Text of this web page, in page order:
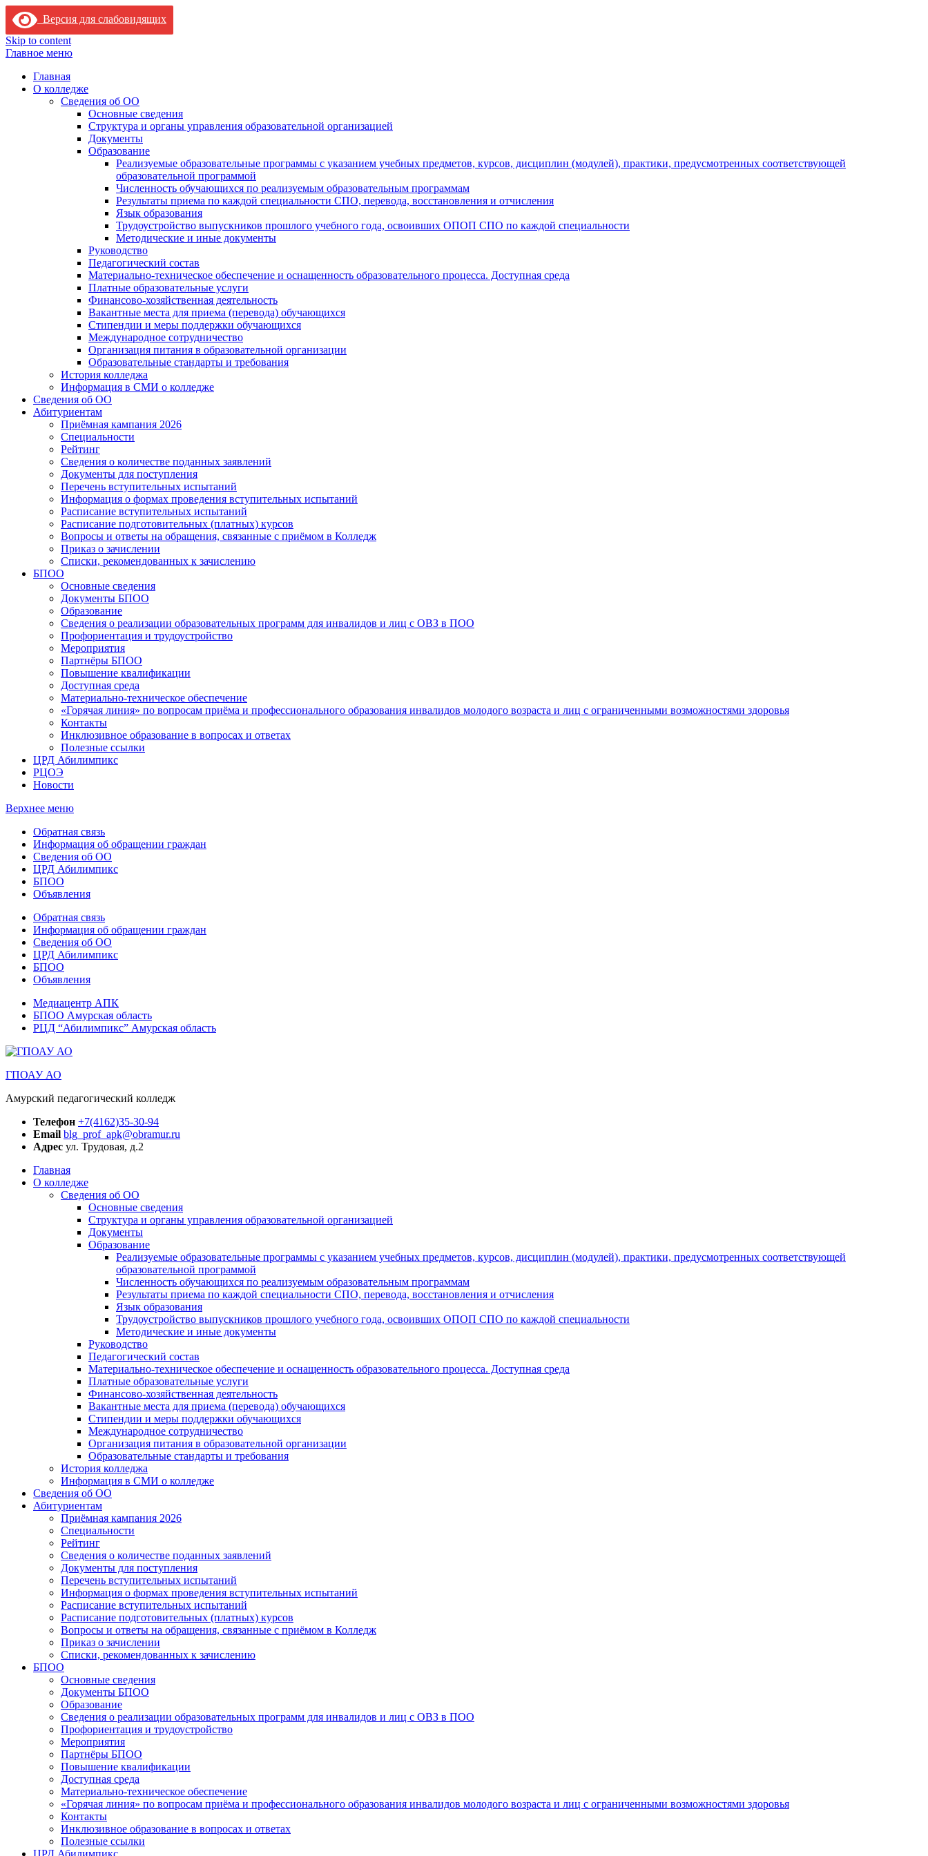
Версия для слабовидящих
Skip to content
Главное меню
Главная
О колледже
Сведения об ОО
Основные сведения
Структура и органы управления образовательной организацией
Документы
Образование
Реализуемые образовательные программы с указанием учебных предметов, курсов, дисциплин (модулей), практики, предусмотренных соответствующей
образовательной программой
Численность обучающихся по реализуемым образовательным программам
Результаты приема по каждой специальности СПО, перевода, восстановления и отчисления
Язык образования
Трудоустройство выпускников прошлого учебного года, освоивших ОПОП СПО по каждой специальности
Методические и иные документы
Руководство
Педагогический состав
Материально-техническое обеспечение и оснащенность образовательного процесса. Доступная среда
Платные образовательные услуги
Финансово-хозяйственная деятельность
Вакантные места для приема (перевода) обучающихся
Стипендии и меры поддержки обучающихся
Международное сотрудничество
Организация питания в образовательной организации
Образовательные стандарты и требования
История колледжа
Информация в СМИ о колледже
Сведения об ОО
Абитуриентам
Приёмная кампания 2026
Специальности
Рейтинг
Сведения о количестве поданных заявлений
Документы для поступления
Перечень вступительных испытаний
Информация о формах проведения вступительных испытаний
Расписание вступительных испытаний
Расписание подготовительных (платных) курсов
Вопросы и ответы на обращения, связанные с приёмом в Колледж
Приказ о зачислении
Списки, рекомендованных к зачислению
БПОО
Основные сведения
Документы БПОО
Образование
Сведения о реализации образовательных программ для инвалидов и лиц с ОВЗ в ПОО
Профориентация и трудоустройство
Мероприятия
Партнёры БПОО
Повышение квалификации
Доступная среда
Материально-техническое обеспечение
«Горячая линия» по вопросам приёма и профессионального образования инвалидов молодого возраста и лиц с ограниченными возможностями здоровья
Контакты
Инклюзивное образование в вопросах и ответах
Полезные ссылки
ЦРД Абилимпикс
РЦОЭ
Новости
Верхнее меню
Обратная связь
Информация об обращении граждан
Сведения об ОО
ЦРД Абилимпикс
БПОО
Объявления
Обратная связь
Информация об обращении граждан
Сведения об ОО
ЦРД Абилимпикс
БПОО
Объявления
Медиацентр АПК
БПОО Амурская область
РЦД “Абилимпикс” Амурская область
ГПОАУ АО
Амурский педагогический колледж
Телефон +7(4162)35-30-94
Email blg_prof_apk@obramur.ru
Адрес ул. Трудовая, д.2
Главная
О колледже
Сведения об ОО
Основные сведения
Структура и органы управления образовательной организацией
Документы
Образование
Реализуемые образовательные программы с указанием учебных предметов, курсов, дисциплин (модулей), практики, предусмотренных соответствующей
образовательной программой
Численность обучающихся по реализуемым образовательным программам
Результаты приема по каждой специальности СПО, перевода, восстановления и отчисления
Язык образования
Трудоустройство выпускников прошлого учебного года, освоивших ОПОП СПО по каждой специальности
Методические и иные документы
Руководство
Педагогический состав
Материально-техническое обеспечение и оснащенность образовательного процесса. Доступная среда
Платные образовательные услуги
Финансово-хозяйственная деятельность
Вакантные места для приема (перевода) обучающихся
Стипендии и меры поддержки обучающихся
Международное сотрудничество
Организация питания в образовательной организации
Образовательные стандарты и требования
История колледжа
Информация в СМИ о колледже
Сведения об ОО
Абитуриентам
Приёмная кампания 2026
Специальности
Рейтинг
Сведения о количестве поданных заявлений
Документы для поступления
Перечень вступительных испытаний
Информация о формах проведения вступительных испытаний
Расписание вступительных испытаний
Расписание подготовительных (платных) курсов
Вопросы и ответы на обращения, связанные с приёмом в Колледж
Приказ о зачислении
Списки, рекомендованных к зачислению
БПОО
Основные сведения
Документы БПОО
Образование
Сведения о реализации образовательных программ для инвалидов и лиц с ОВЗ в ПОО
Профориентация и трудоустройство
Мероприятия
Партнёры БПОО
Повышение квалификации
Доступная среда
Материально-техническое обеспечение
«Горячая линия» по вопросам приёма и профессионального образования инвалидов молодого возраста и лиц с ограниченными возможностями здоровья
Контакты
Инклюзивное образование в вопросах и ответах
Полезные ссылки
ЦРД Абилимпикс